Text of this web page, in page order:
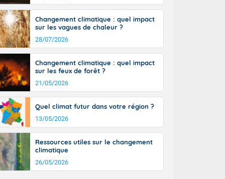
du
50-60 km/h
les
l'après-
général, 14
il fait
30 à 35
Changement climatique : quel impact
sur les vagues de chaleur ?
28/07/2026
Changement climatique : quel impact
sur les feux de forêt ?
21/05/2026
Quel climat futur dans votre région ?
13/05/2026
Ressources utiles sur le changement
climatique
26/05/2026